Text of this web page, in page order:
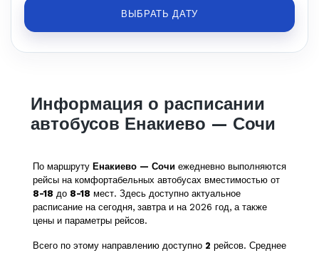
ВЫБРАТЬ ДАТУ
Информация о расписании
автобусов Енакиево — Сочи
По маршруту Енакиево — Сочи ежедневно выполняются
рейсы на комфортабельных автобусах вместимостью от
8-18 до 8-18 мест. Здесь доступно актуальное
расписание на сегодня, завтра и на 2026 год, а также
цены и параметры рейсов.
Всего по этому направлению доступно 2 рейсов. Среднее